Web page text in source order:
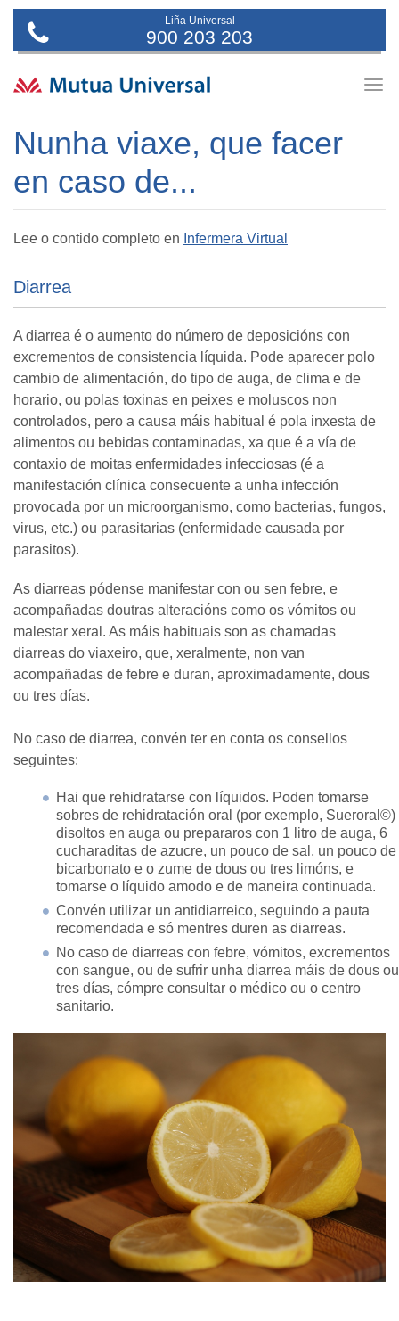
Liña Universal
900 203 203
Nunha viaxe, que facer
en caso de...
Lee o contido completo en Infermera Virtual
Diarrea
A diarrea é o aumento do número de deposicións con
excrementos de consistencia líquida. Pode aparecer polo
cambio de alimentación, do tipo de auga, de clima e de
horario, ou polas toxinas en peixes e moluscos non
controlados, pero a causa máis habitual é pola inxesta de
alimentos ou bebidas contaminadas, xa que é a vía de
contaxio de moitas enfermidades infecciosas (é a
manifestación clínica consecuente a unha infección
provocada por un microorganismo, como bacterias, fungos,
virus, etc.) ou parasitarias (enfermidade causada por
parasitos).
As diarreas pódense manifestar con ou sen febre, e
acompañadas doutras alteracións como os vómitos ou
malestar xeral. As máis habituais son as chamadas
diarreas do viaxeiro, que, xeralmente, non van
acompañadas de febre e duran, aproximadamente, dous
ou tres días.
No caso de diarrea, convén ter en conta os consellos
seguintes:
Hai que rehidratarse con líquidos. Poden tomarse
sobres de rehidratación oral (por exemplo, Sueroral©)
disoltos en auga ou prepararos con 1 litro de auga, 6
cucharaditas de azucre, un pouco de sal, un pouco de
bicarbonato e o zume de dous ou tres limóns, e
tomarse o líquido amodo e de maneira continuada.
Convén utilizar un antidiarreico, seguindo a pauta
recomendada e só mentres duren as diarreas.
No caso de diarreas con febre, vómitos, excrementos
con sangue, ou de sufrir unha diarrea máis de dous ou
tres días, cómpre consultar o médico ou o centro
sanitario.